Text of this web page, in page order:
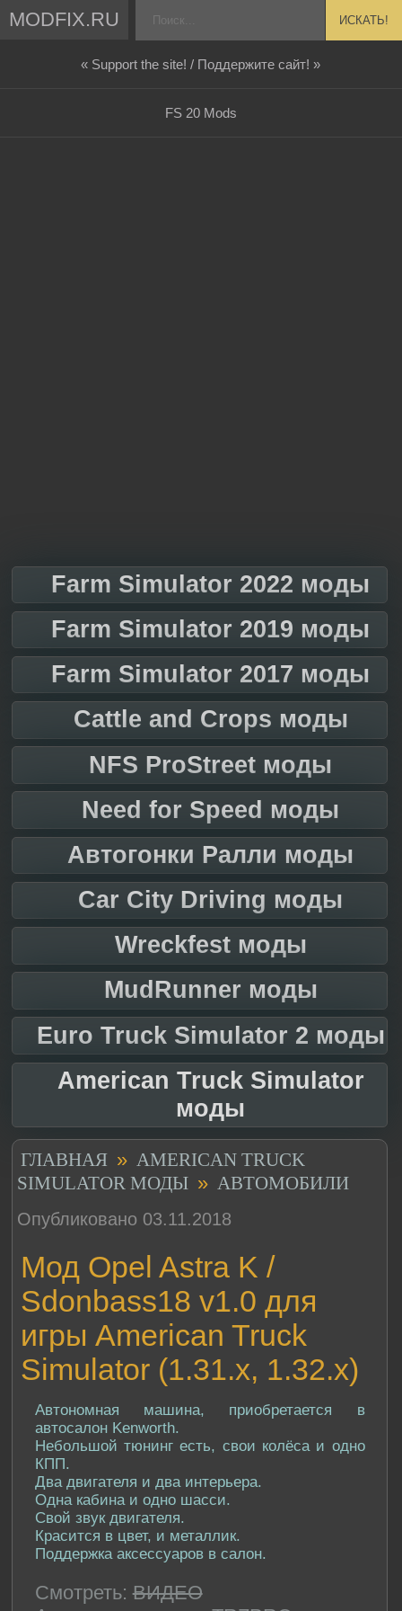
MODFIX.RU ИСКАТЬ!
« Support the site! / Поддержите сайт! »
FS 20 Mods
Farm Simulator 2022 моды
Farm Simulator 2019 моды
Farm Simulator 2017 моды
Cattle and Crops моды
NFS ProStreet моды
Need for Speed моды
Автогонки Ралли моды
Car City Driving моды
Wreckfest моды
MudRunner моды
Euro Truck Simulator 2 моды
American Truck Simulator
моды
ГЛАВНАЯ » AMERICAN TRUCK
SIMULATOR МОДЫ » АВТОМОБИЛИ
Опубликовано 03.11.2018
Мод Opel Astra K /
Sdonbass18 v1.0 для
игры American Truck
Simulator (1.31.x, 1.32.x)
Автономная машина, приобретается в
автосалон Kenworth.
Небольшой тюнинг есть, свои колёса и одно
КПП.
Два двигателя и два интерьера.
Одна кабина и одно шасси.
Свой звук двигателя.
Красится в цвет, и металлик.
Поддержка аксессуаров в салон.
Смотреть: ВИДЕО